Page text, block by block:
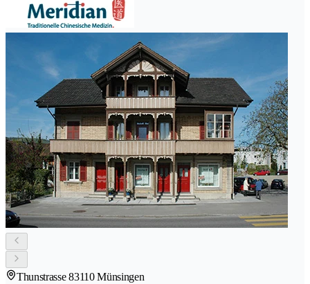
Thunstrasse 83110 Münsingen